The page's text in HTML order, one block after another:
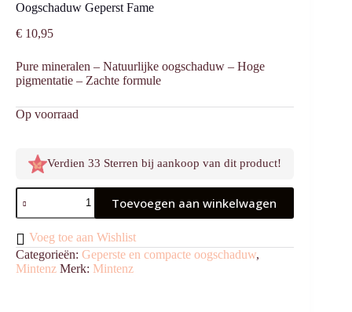
Oogschaduw Geperst Fame
€ 10,95
Pure mineralen – ⁠Natuurlijke oogschaduw – ⁠Hoge
pigmentatie – ⁠Zachte formule
Op voorraad
Verdien 33 Sterren bij aankoop van dit product!
Oogschaduw
Geperst
Fame
aantal
Toevoegen aan winkelwagen
Voeg toe aan Wishlist
Categorieën: Geperste en compacte oogschaduw,
Mintenz Merk: Mintenz